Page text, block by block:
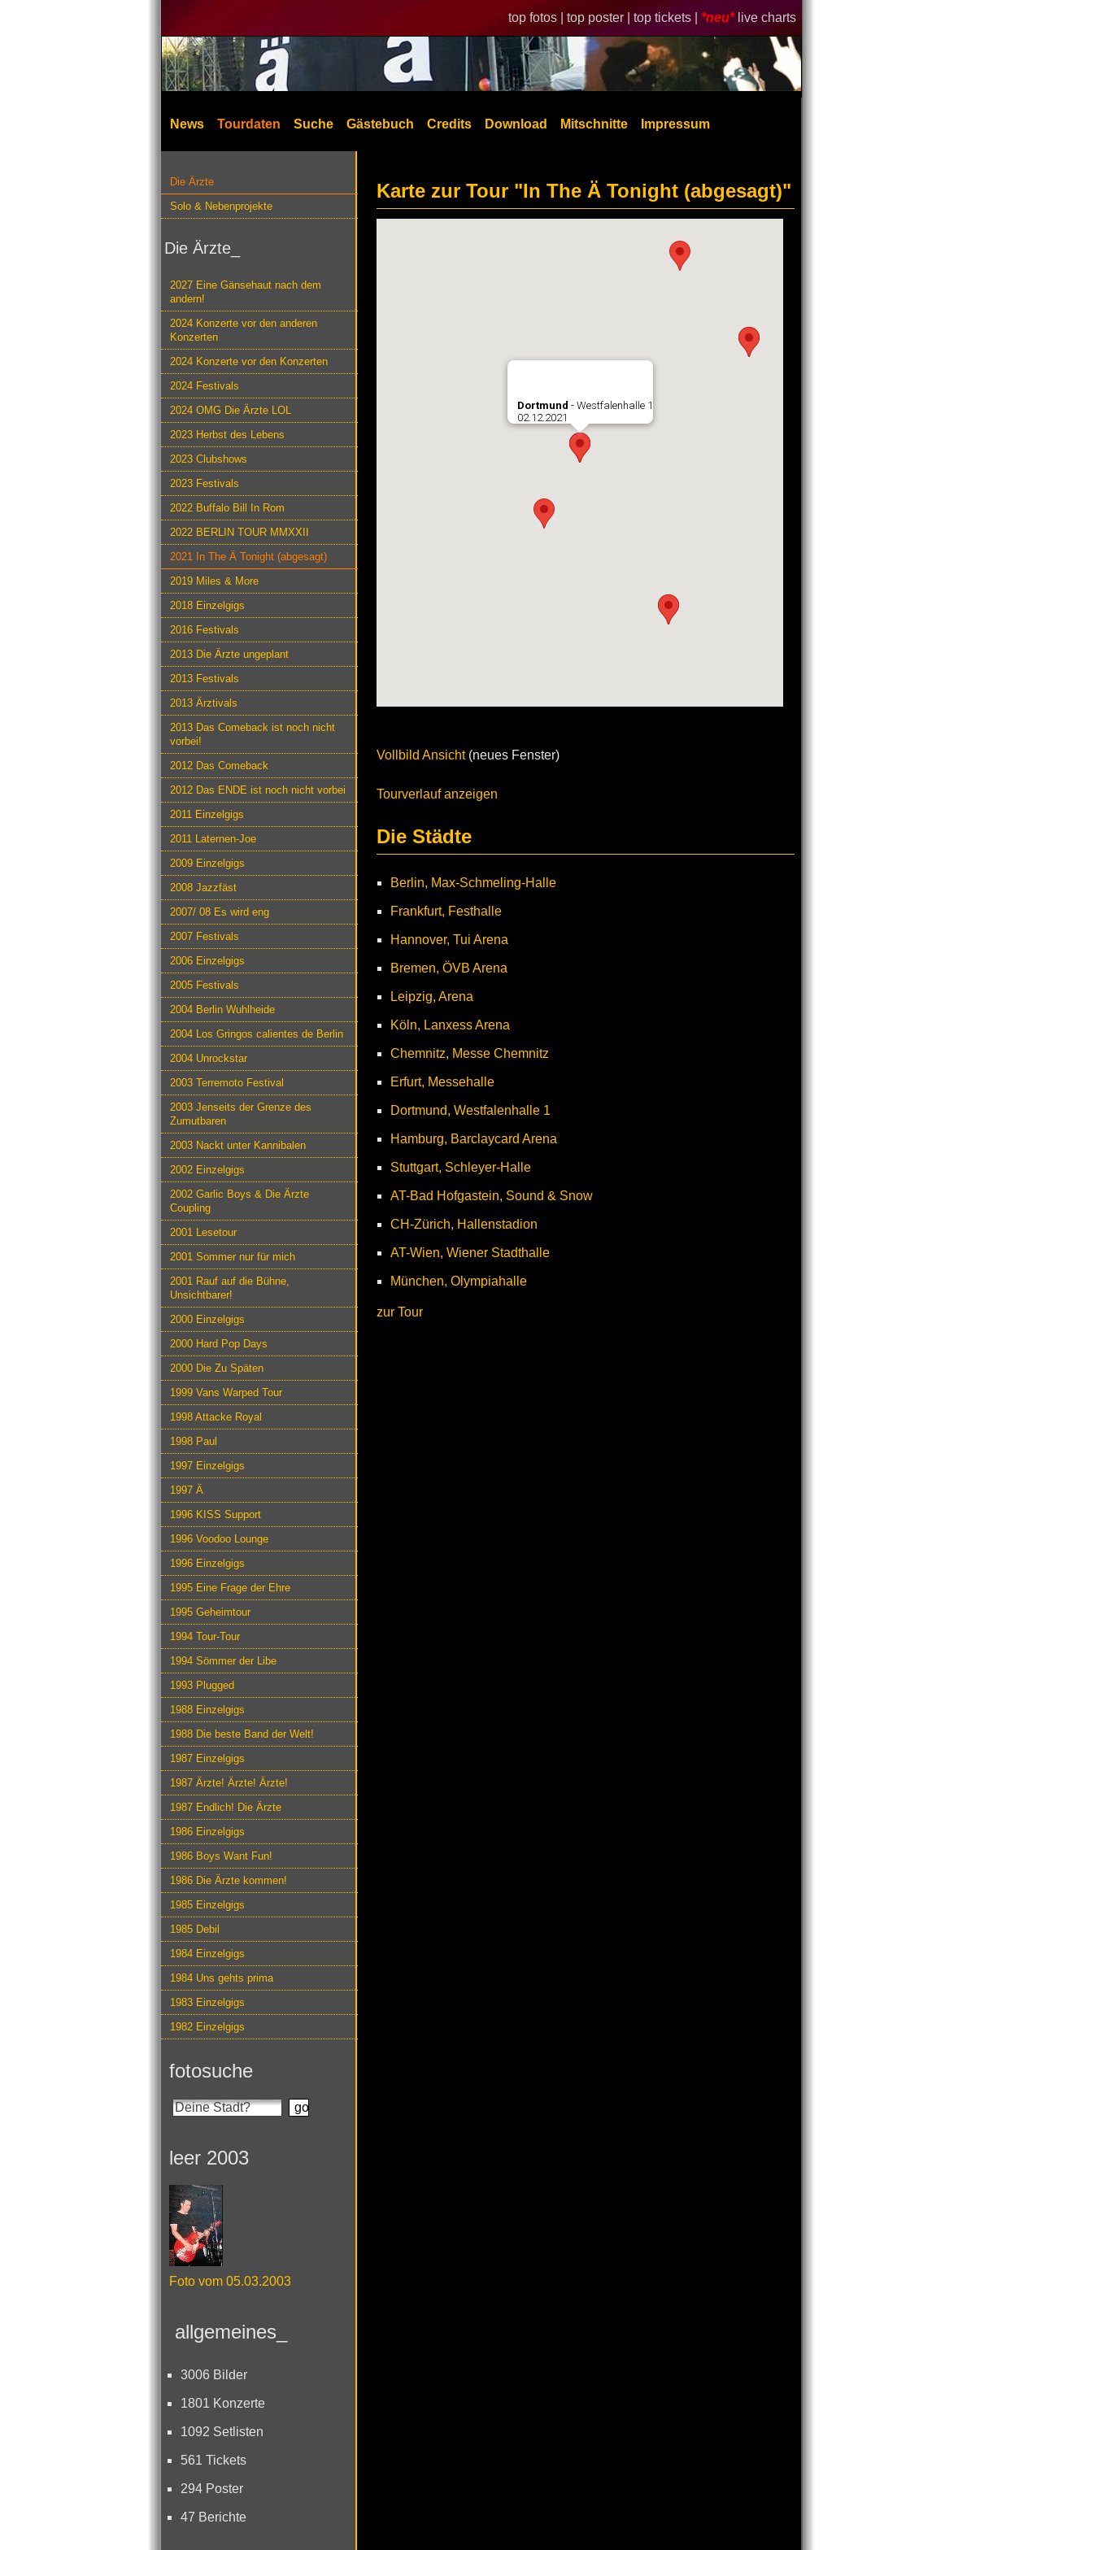
top fotos | top poster | top tickets | *neu* live charts
News Tourdaten Suche Gästebuch Credits Download Mitschnitte Impressum
Die Ärzte
Solo & Nebenprojekte
Die Ärzte_
2027 Eine Gänsehaut nach dem
andern!
2024 Konzerte vor den anderen
Konzerten
2024 Konzerte vor den Konzerten
2024 Festivals
2024 OMG Die Ärzte LOL
2023 Herbst des Lebens
2023 Clubshows
2023 Festivals
2022 Buffalo Bill In Rom
2022 BERLIN TOUR MMXXII
2021 In The Ä Tonight (abgesagt)
2019 Miles & More
2018 Einzelgigs
2016 Festivals
2013 Die Ärzte ungeplant
2013 Festivals
2013 Ärztivals
2013 Das Comeback ist noch nicht
vorbei!
2012 Das Comeback
2012 Das ENDE ist noch nicht vorbei
2011 Einzelgigs
2011 Laternen-Joe
2009 Einzelgigs
2008 Jazzfäst
2007/ 08 Es wird eng
2007 Festivals
2006 Einzelgigs
2005 Festivals
2004 Berlin Wuhlheide
2004 Los Gringos calientes de Berlin
2004 Unrockstar
2003 Terremoto Festival
2003 Jenseits der Grenze des
Zumutbaren
2003 Nackt unter Kannibalen
2002 Einzelgigs
2002 Garlic Boys & Die Ärzte
Coupling
2001 Lesetour
2001 Sommer nur für mich
2001 Rauf auf die Bühne,
Unsichtbarer!
2000 Einzelgigs
2000 Hard Pop Days
2000 Die Zu Späten
1999 Vans Warped Tour
1998 Attacke Royal
1998 Paul
1997 Einzelgigs
1997 Ä
1996 KISS Support
1996 Voodoo Lounge
1996 Einzelgigs
1995 Eine Frage der Ehre
1995 Geheimtour
1994 Tour-Tour
1994 Sömmer der Libe
1993 Plugged
1988 Einzelgigs
1988 Die beste Band der Welt!
1987 Einzelgigs
1987 Ärzte! Ärzte! Ärzte!
1987 Endlich! Die Ärzte
1986 Einzelgigs
1986 Boys Want Fun!
1986 Die Ärzte kommen!
1985 Einzelgigs
1985 Debil
1984 Einzelgigs
1984 Uns gehts prima
1983 Einzelgigs
1982 Einzelgigs
fotosuche
leer 2003
Foto vom 05.03.2003
allgemeines_
3006 Bilder
1801 Konzerte
1092 Setlisten
561 Tickets
294 Poster
47 Berichte
Karte zur Tour "In The Ä Tonight (abgesagt)"
Dortmund - Westfalenhalle 1
02.12.2021
Vollbild Ansicht(neues Fenster)
Tourverlauf anzeigen
Die Städte
Berlin, Max-Schmeling-Halle
Frankfurt, Festhalle
Hannover, Tui Arena
Bremen, ÖVB Arena
Leipzig, Arena
Köln, Lanxess Arena
Chemnitz, Messe Chemnitz
Erfurt, Messehalle
Dortmund, Westfalenhalle 1
Hamburg, Barclaycard Arena
Stuttgart, Schleyer-Halle
AT-Bad Hofgastein, Sound & Snow
CH-Zürich, Hallenstadion
AT-Wien, Wiener Stadthalle
München, Olympiahalle
zur Tour